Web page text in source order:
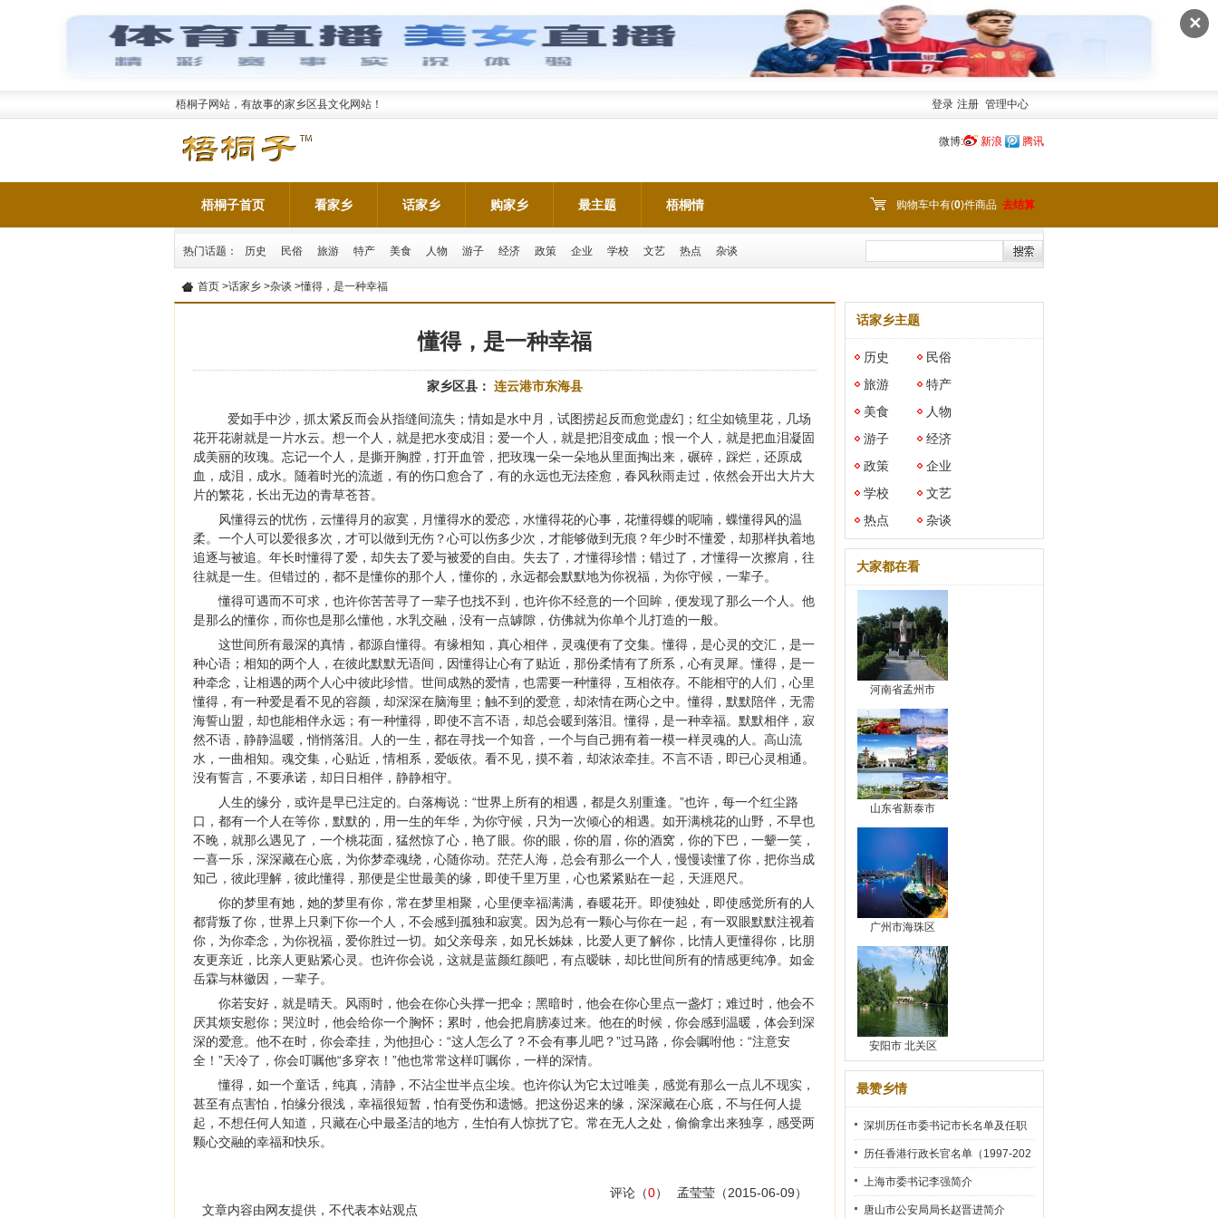
✕
梧桐子网站，有故事的家乡区县文化网站！ 登录 注册 管理中心
微博: 新浪 腾讯
梧桐子首页 看家乡 话家乡 购家乡 最主题 梧桐情 购物车中有(0)件商品 去结算
热门话题： 历史 民俗 旅游 特产 美食 人物 游子 经济 政策 企业 学校 文艺 热点 杂谈
首页 >话家乡 >杂谈 >懂得，是一种幸福
懂得，是一种幸福
家乡区县： 连云港市东海县
爱如手中沙，抓太紧反而会从指缝间流失；情如是水中月，试图捞起反而愈觉虚幻；红尘如镜里花，几场
花开花谢就是一片水云。想一个人，就是把水变成泪；爱一个人，就是把泪变成血；恨一个人，就是把血泪凝固
成美丽的玫瑰。忘记一个人，是撕开胸膛，打开血管，把玫瑰一朵一朵地从里面掏出来，碾碎，踩烂，还原成
血，成泪，成水。随着时光的流逝，有的伤口愈合了，有的永远也无法痊愈，春风秋雨走过，依然会开出大片大
片的繁花，长出无边的青草苍苔。
风懂得云的忧伤，云懂得月的寂寞，月懂得水的爱恋，水懂得花的心事，花懂得蝶的呢喃，蝶懂得风的温
柔。一个人可以爱很多次，才可以做到无伤？心可以伤多少次，才能够做到无痕？年少时不懂爱，却那样执着地
追逐与被追。年长时懂得了爱，却失去了爱与被爱的自由。失去了，才懂得珍惜；错过了，才懂得一次擦肩，往
往就是一生。但错过的，都不是懂你的那个人，懂你的，永远都会默默地为你祝福，为你守候，一辈子。
懂得可遇而不可求，也许你苦苦寻了一辈子也找不到，也许你不经意的一个回眸，便发现了那么一个人。他
是那么的懂你，而你也是那么懂他，水乳交融，没有一点罅隙，仿佛就为你单个儿打造的一般。
这世间所有最深的真情，都源自懂得。有缘相知，真心相伴，灵魂便有了交集。懂得，是心灵的交汇，是一
种心语；相知的两个人，在彼此默默无语间，因懂得让心有了贴近，那份柔情有了所系，心有灵犀。懂得，是一
种牵念，让相遇的两个人心中彼此珍惜。世间成熟的爱情，也需要一种懂得，互相依存。不能相守的人们，心里
懂得，有一种爱是看不见的容颜，却深深在脑海里；触不到的爱意，却浓情在两心之中。懂得，默默陪伴，无需
海誓山盟，却也能相伴永远；有一种懂得，即使不言不语，却总会暖到落泪。懂得，是一种幸福。默默相伴，寂
然不语，静静温暖，悄悄落泪。人的一生，都在寻找一个知音，一个与自己拥有着一模一样灵魂的人。高山流
水，一曲相知。魂交集，心贴近，情相系，爱皈依。看不见，摸不着，却浓浓牵挂。不言不语，即已心灵相通。
没有誓言，不要承诺，却日日相伴，静静相守。
人生的缘分，或许是早已注定的。白落梅说：“世界上所有的相遇，都是久别重逢。”也许，每一个红尘路
口，都有一个人在等你，默默的，用一生的年华，为你守候，只为一次倾心的相遇。如开满桃花的山野，不早也
不晚，就那么遇见了，一个桃花面，猛然惊了心，艳了眼。你的眼，你的眉，你的酒窝，你的下巴，一颦一笑，
一喜一乐，深深藏在心底，为你梦牵魂绕，心随你动。茫茫人海，总会有那么一个人，慢慢读懂了你，把你当成
知己，彼此理解，彼此懂得，那便是尘世最美的缘，即使千里万里，心也紧紧贴在一起，天涯咫尺。
你的梦里有她，她的梦里有你，常在梦里相聚，心里便幸福满满，春暖花开。即使独处，即使感觉所有的人
都背叛了你，世界上只剩下你一个人，不会感到孤独和寂寞。因为总有一颗心与你在一起，有一双眼默默注视着
你，为你牵念，为你祝福，爱你胜过一切。如父亲母亲，如兄长姊妹，比爱人更了解你，比情人更懂得你，比朋
友更亲近，比亲人更贴紧心灵。也许你会说，这就是蓝颜红颜吧，有点暧昧，却比世间所有的情感更纯净。如金
岳霖与林徽因，一辈子。
你若安好，就是晴天。风雨时，他会在你心头撑一把伞；黑暗时，他会在你心里点一盏灯；难过时，他会不
厌其烦安慰你；哭泣时，他会给你一个胸怀；累时，他会把肩膀凑过来。他在的时候，你会感到温暖，体会到深
深的爱意。他不在时，你会牵挂，为他担心：“这人怎么了？不会有事儿吧？”过马路，你会嘱咐他：“注意安
全！”天冷了，你会叮嘱他“多穿衣！”他也常常这样叮嘱你，一样的深情。
懂得，如一个童话，纯真，清静，不沾尘世半点尘埃。也许你认为它太过唯美，感觉有那么一点儿不现实，
甚至有点害怕，怕缘分很浅，幸福很短暂，怕有受伤和遗憾。把这份迟来的缘，深深藏在心底，不与任何人提
起，不想任何人知道，只藏在心中最圣洁的地方，生怕有人惊扰了它。常在无人之处，偷偷拿出来独享，感受两
颗心交融的幸福和快乐。
孟莹莹 （2015-06-09）
评论（0）
文章内容由网友提供，不代表本站观点
话家乡主题
历史
民俗
旅游
特产
美食
人物
游子
经济
政策
企业
学校
文艺
热点
杂谈
大家都在看
河南省孟州市
山东省新泰市
广州市海珠区
安阳市 北关区
最赞乡情
深圳历任市委书记市长名单及任职
时间
历任香港行政长官名单（1997-202
2）
上海市委书记李强简介
唐山市公安局局长赵晋进简介